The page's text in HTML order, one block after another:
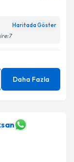
Haritada Göster
Daha Fazla